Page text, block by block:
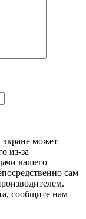
экране может
из-за
вашего
сам
сообщите нам